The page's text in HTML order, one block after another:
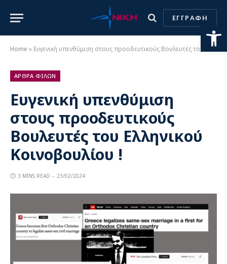
ΕΓΓΡΑΦΗ
Home » Ευγενική υπενθύμιση στους προοδευτικούς Βουλευτές του Ελληνικού Κοινοβουλίου !
ΑΡΘΡΑ ΦΙΛΩΝ
Ευγενική υπενθύμιση
στους προοδευτικούς
Βουλευτές του Ελληνικού
Κοινοβουλίου !
3 MINS READ 23/02/2024